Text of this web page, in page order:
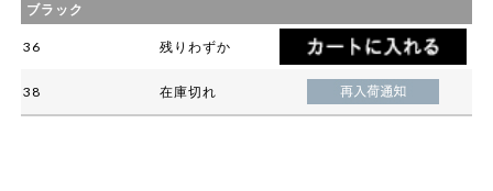
ブラック
36 残りわずか
38 在庫切れ